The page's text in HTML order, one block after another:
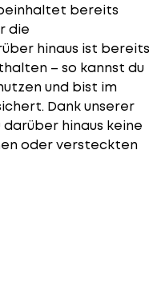
bereits
die
hinaus ist bereits
– so kannst du
und bist im
Dank unserer
hinaus keine
oder versteckten